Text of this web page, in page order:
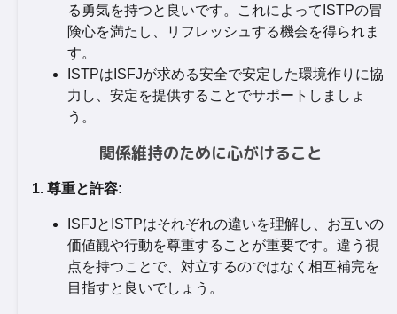
る勇気を持つと良いです。これによってISTPの冒
険心を満たし、リフレッシュする機会を得られま
す。
ISTPはISFJが求める安全で安定した環境作りに協
力し、安定を提供することでサポートしましょ
う。
関係維持のために心がけること
1. 尊重と許容:
ISFJとISTPはそれぞれの違いを理解し、お互いの
価値観や行動を尊重することが重要です。違う視
点を持つことで、対立するのではなく相互補完を
目指すと良いでしょう。